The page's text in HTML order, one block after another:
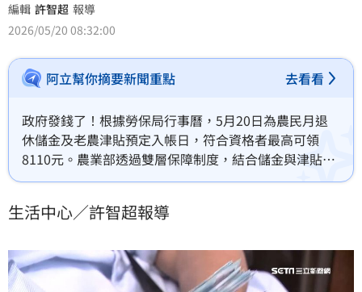
編輯 許智超 報導
2026/05/20 08:32:00
阿立幫你摘要新聞重點 去看看
政府發錢了！根據勞保局行事曆，5月20日為農民月退
休儲金及老農津貼預定入帳日，符合資格者最高可領
8110元。農業部透過雙層保障制度，結合儲金與津貼讓
農民退休生活更有保障。此外，5月底前還有14筆津貼
提醒民眾記得刷存摺確認，並密切關注各項補助發放時
活支持。
生活中心／許智超報導